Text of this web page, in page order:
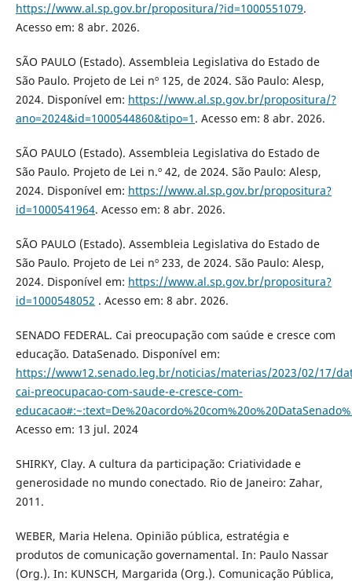
https://www.al.sp.gov.br/propositura/?id=1000551079.
Acesso em: 8 abr. 2026.
SÃO PAULO (Estado). Assembleia Legislativa do Estado de
São Paulo. Projeto de Lei nº 125, de 2024. São Paulo: Alesp,
2024. Disponível em: https://www.al.sp.gov.br/propositura/?
ano=2024&id=1000544860&tipo=1 . Acesso em: 8 abr. 2026.
SÃO PAULO (Estado). Assembleia Legislativa do Estado de
São Paulo. Projeto de Lei n.º 42, de 2024. São Paulo: Alesp,
2024. Disponível em: https://www.al.sp.gov.br/propositura?
id=1000541964. Acesso em: 8 abr. 2026.
SÃO PAULO (Estado). Assembleia Legislativa do Estado de
São Paulo. Projeto de Lei nº 233, de 2024. São Paulo: Alesp,
2024. Disponível em: https://www.al.sp.gov.br/propositura?
id=1000548052 . Acesso em: 8 abr. 2026.
SENADO FEDERAL. Cai preocupação com saúde e cresce com
educação. DataSenado. Disponível em:
https://www12.senado.leg.br/noticias/materias/2023/02/17/
cai-preocupacao-com-saude-e-cresce-com-
Acesso em: 13 jul. 2024
SHIRKY, Clay. A cultura da participação: Criatividade e
generosidade no mundo conectado. Rio de Janeiro: Zahar,
2011.
WEBER, Maria Helena. Opinião pública, estratégia e
produtos de comunicação governamental. In: Paulo Nassar
(Org.). In: KUNSCH, Margarida (Org.). Comunicação Pública,